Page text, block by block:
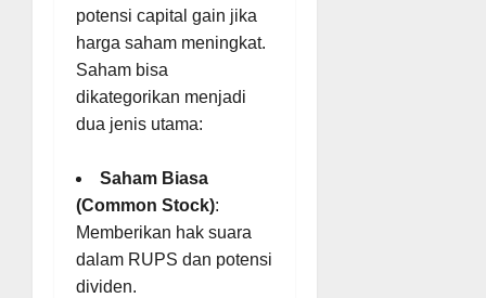
potensi capital gain jika
harga saham meningkat.
Saham bisa
dikategorikan menjadi
dua jenis utama:
Saham Biasa
(Common Stock):
Memberikan hak suara
dalam RUPS dan potensi
dividen.